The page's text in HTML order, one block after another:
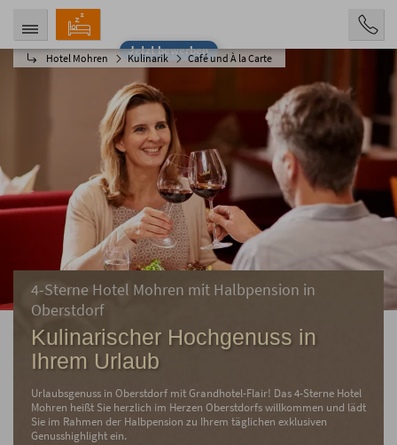
Jetzt bewerben
Hotel Mohren Kulinarik Café und À la Carte
ANREISE ABREISE
14.08.2026
4-Sterne Hotel Mohren mit Halbpension in
Oberstdorf
Kulinarischer Hochgenuss in
Ihrem Urlaub
Urlaubsgenuss in Oberstdorf mit Grandhotel-Flair! Das 4-Sterne Hotel
Mohren heißt Sie herzlich im Herzen Oberstdorfs willkommen und lädt
Sie im Rahmen der Halbpension zu Ihrem täglichen exklusiven
Genusshighlight ein.